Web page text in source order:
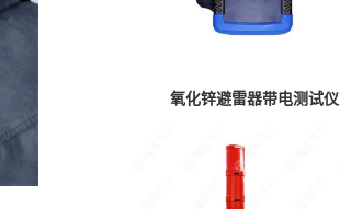
氧化锌避雷器带电测试仪